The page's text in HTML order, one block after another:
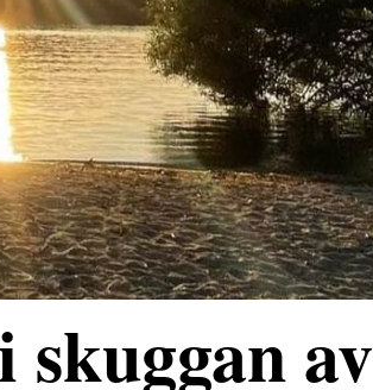
av